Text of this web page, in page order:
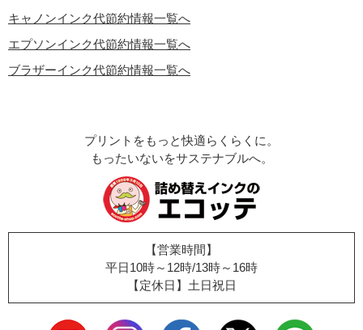
キャノンインク代節約情報一覧へ
エプソンインク代節約情報一覧へ
ブラザーインク代節約情報一覧へ
プリントをもっと快適らくらくに。
もったいないをサステナブルへ。
【営業時間】
平日10時～12時/13時～16時
【定休日】土日祝日